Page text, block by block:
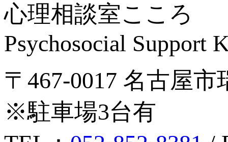
心理相談室こころ
Psychosocial Support
〒467-0017 名古屋
※駐車場3台有